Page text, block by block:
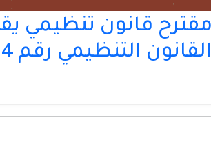
القانون التنظيمي رقم 113.14 المتعلق بالجماعات